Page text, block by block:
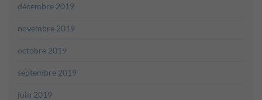
décembre 2019
novembre 2019
octobre 2019
septembre 2019
juin 2019